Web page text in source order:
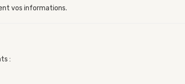
vos informations.
: